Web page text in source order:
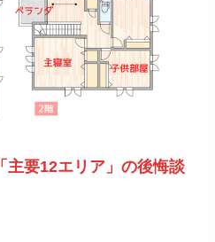
「主要12エリア」の後悔談